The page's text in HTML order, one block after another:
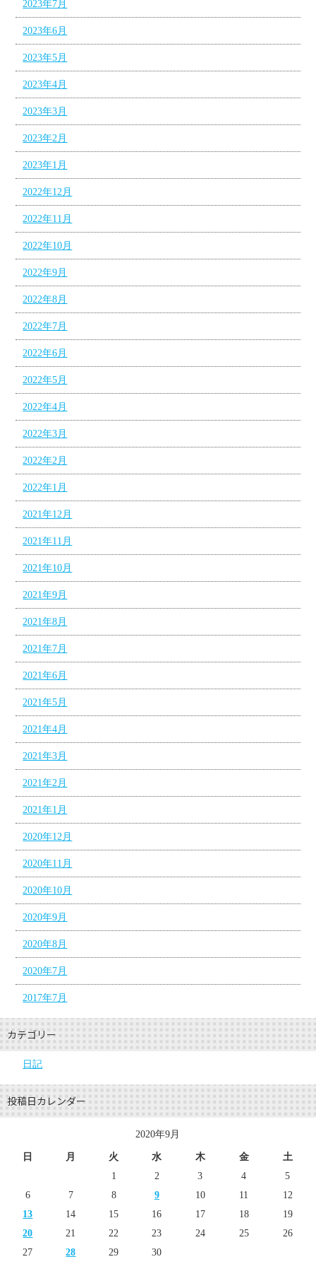
2023年7月
2023年6月
2023年5月
2023年4月
2023年3月
2023年2月
2023年1月
2022年12月
2022年11月
2022年10月
2022年9月
2022年8月
2022年7月
2022年6月
2022年5月
2022年4月
2022年3月
2022年2月
2022年1月
2021年12月
2021年11月
2021年10月
2021年9月
2021年8月
2021年7月
2021年6月
2021年5月
2021年4月
2021年3月
2021年2月
2021年1月
2020年12月
2020年11月
2020年10月
2020年9月
2020年8月
2020年7月
2017年7月
カテゴリー
日記
投稿日カレンダー
2020年9月
日 月 火 水 木 金
土
1
2 3 4
5
6
7 8 9 10 11
12
13
14 15 16 17 18
19
20
21 22 23 24 25
26
27
28 29 30